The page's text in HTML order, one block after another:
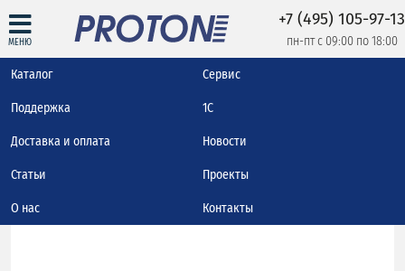
МЕНЮ
+7 (495) 105-97-13
пн-пт с 09:00 по 18:00
Каталог Сервис
Поддержка 1С
Доставка и оплата Новости
Статьи Проекты
О нас Контакты